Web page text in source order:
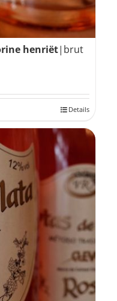
henriët|brut
Details